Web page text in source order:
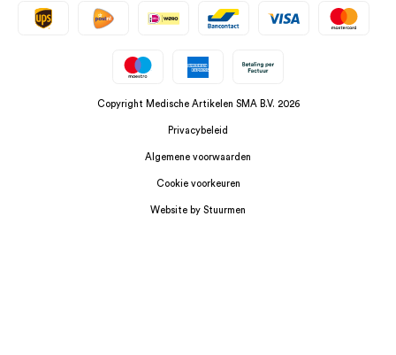
Copyright Medische Artikelen SMA B.V. 2026
Privacybeleid
Algemene voorwaarden
Cookie voorkeuren
Website by Stuurmen